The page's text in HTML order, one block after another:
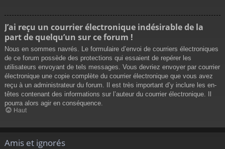
J’ai reçu un courrier électronique indésirable de la
part de quelqu’un sur ce forum !
Nous en sommes navrés. Le formulaire d’envoi de courriers électroniques
de ce forum possède des protections qui essaient de repérer les
utilisateurs envoyant de tels messages. Vous devriez envoyer par courrier
électronique une copie complète du courrier électronique que vous avez
reçu à un administrateur du forum. Il est très important d’y inclure les en-
têtes contenant des informations sur l’auteur du courrier électronique. Il
pourra alors agir en conséquence.
Haut
Amis et ignorés